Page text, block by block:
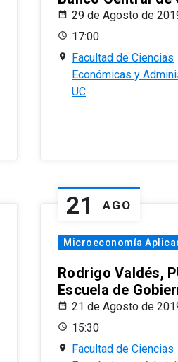
29 de Agosto de
17:00
Facultad de Ciencias
Económicas y
UC
21 AGO
Microeconomía
Rodrigo Valdés,
Escuela de
21 de Agosto de
15:30
Facultad de Ciencias